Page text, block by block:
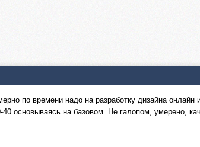
по времени надо на разработку дизайна онлайн
основываясь на базовом. Не галопом, умерено,